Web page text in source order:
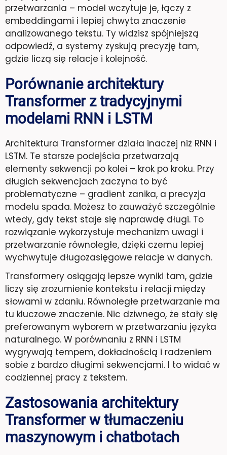
przetwarzania – model wczytuje je, łączy z
embeddingami i lepiej chwyta znaczenie
analizowanego tekstu. Ty widzisz spójniejszą
odpowiedź, a systemy zyskują precyzję tam,
gdzie liczą się relacje i kolejność.
Porównanie architektury
Transformer z tradycyjnymi
modelami RNN i LSTM
Architektura Transformer działa inaczej niż RNN i
LSTM. Te starsze podejścia przetwarzają
elementy sekwencji po kolei – krok po kroku. Przy
długich sekwencjach zaczyna to być
problematyczne – gradient zanika, a precyzja
modelu spada. Możesz to zauważyć szczególnie
wtedy, gdy tekst staje się naprawdę długi. To
rozwiązanie wykorzystuje mechanizm uwagi i
przetwarzanie równoległe, dzięki czemu lepiej
wychwytuje długozasięgowe relacje w danych.
Transformery osiągają lepsze wyniki tam, gdzie
liczy się zrozumienie kontekstu i relacji między
słowami w zdaniu. Równoległe przetwarzanie ma
tu kluczowe znaczenie. Nic dziwnego, że stały się
preferowanym wyborem w przetwarzaniu języka
naturalnego. W porównaniu z RNN i LSTM
wygrywają tempem, dokładnością i radzeniem
sobie z bardzo długimi sekwencjami. I to widać w
codziennej pracy z tekstem.
Zastosowania architektury
Transformer w tłumaczeniu
maszynowym i chatbotach